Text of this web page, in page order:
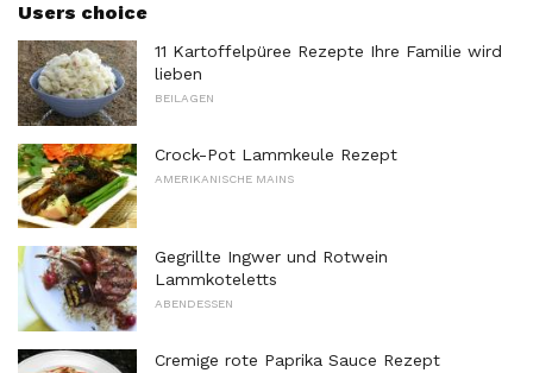
Users choice
11 Kartoffelpüree Rezepte Ihre Familie wird
lieben
BEILAGEN
Crock-Pot Lammkeule Rezept
AMERIKANISCHE MAINS
Gegrillte Ingwer und Rotwein
Lammkoteletts
ABENDESSEN
Cremige rote Paprika Sauce Rezept